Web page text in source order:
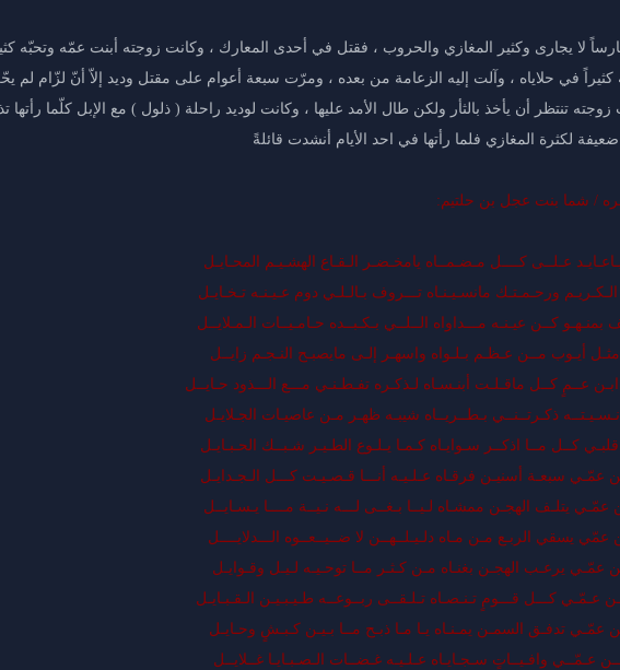
لا يجارى وكثير المغازي والحروب ، فقتل في أحدى المعارك ، وكانت زوجته أبنت عمّه وتحبّه
كثيراً في حلاياه ، وآلت إليه الزعامة من بعده ، ومرّت سبعة أعوام على مقتل وديد إلاّ أنّ لزّام لم
زوجته تنتظر أن يأخذ بالثأر ولكن طال الأمد عليها ، وكانت لوديد راحلة ( ذلول ) مع الإبل كلّما
لكثرة المغازي فلما رأتها في احد الأيام أنشدت قائلةً
/ شما بنت عجل بن حلتيم:
عـلــى كــــل مـضـمــاه يامخـضـر الـقـاع الهشـيـم المحـايـل
الـكـريـم ورحـمـتـك مانسـيـنـاه تـــروف بـالـلـي دوم عـيـنـه تـخـايـل
بمنـهـو كــن عيـنـه مـــداواه الــلــي بـكـبــده حـامـيــات الـمـلايــل
مثـل أيـوب مــن عـظـم بـلـواه واسهـر إلـى مايصبـح النـجـم زايــل
عــمٍ كــل ماقـلـت أبنـسـاه لـذكـره تفـطـنـي مـــع الـــذود حـايــل
نـسـيـتــه ذكـرتــنــي بـطــريــاه شيبـه ظهـر مـن عاصيـات الجـلايـل
قلبـي كــل مــا اذكــر سـوايـاه كـمـا يـلـوع الطـيـر شـبــك الحـبـايـل
عمّـي سبعـة أسنيـن فرقـاه عـلـيـه أنـــا قـصـيـت كـــل الـجـدايـل
عمّـي يتلـف الهجـن ممشـاه لـيــا بـغــى لـــه نـيــة مــــا يـسـايــل
عمّي يسقي الربـع مـن مـاه دلـيـلــهــن لا ضــيــعــوه الـــدلايــــل
عمّـي يرعـب الهجـن بغنـاه مـن كـثـر مــا توحـيـه لـيـل وقـوايـل
عـمّـي كـــل قـــومٍ تـنـصـاه تـلـقــى ربــوعــه طـيـبـيـن الـقـبـايـل
عمّـي تدفـق السمـن يمـنـاه يـا مـا ذبـح مــا بـيـن كـبـشٍ وحـايـل
عـمّــي وافـيــاتٍ سـجـايـاه عـلـيـه غـضــات الـصـبـايـا غــلايــل